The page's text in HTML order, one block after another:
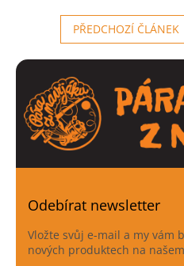
PŘEDCHOZÍ ČLÁNEK
Odebírat newsletter
Vložte svůj e-mail a my vám
nových produktech na